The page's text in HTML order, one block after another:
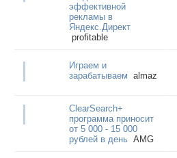
эффективной
рекламы в
Яндекс.Директ
profitable
Играем и
зарабатываем almaz
ClearSearch+
программа приносит
от 5 000 - 15 000
рублей в день AMG